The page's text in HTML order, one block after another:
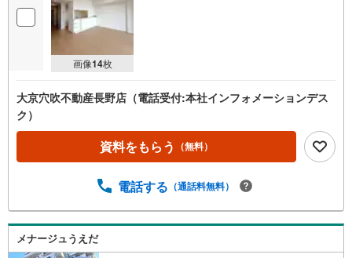
画像14枚
大京穴吹不動産長野店（電話受付:本社インフォメーションデス
ク）
資料をもらう （無料）
電話する （通話料無料）
メナージュうえだ